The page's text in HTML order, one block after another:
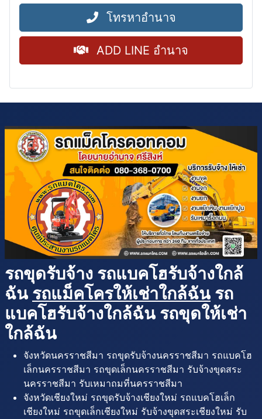
โทรหาอำนาจ
ADD LINE อำนาจ
รถขุดรับจ้าง รถแบคโฮรับจ้างใกล้
ฉัน รถแม็คโครให้เช่าใกล้ฉัน รถ
แบคโฮรับจ้างใกล้ฉัน รถขุดให้เช่า
ใกล้ฉัน
จังหวัดนครราชสีมา รถขุดรับจ้างนครราชสีมา รถแบคโฮ
เล็กนครราชสีมา รถขุดเล็กนครราชสีมา รับจ้างขุดสระ
นครราชสีมา รับเหมาถมที่นครราชสีมา
จังหวัดเชียงใหม่ รถขุดรับจ้างเชียงใหม่ รถแบคโฮเล็ก
เชียงใหม่ รถขุดเล็กเชียงใหม่ รับจ้างขุดสระเชียงใหม่ รับ